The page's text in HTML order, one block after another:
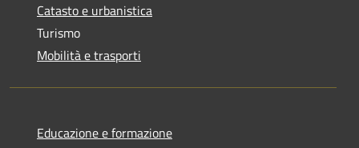
Catasto e urbanistica
Turismo
Mobilità e trasporti
Educazione e formazione